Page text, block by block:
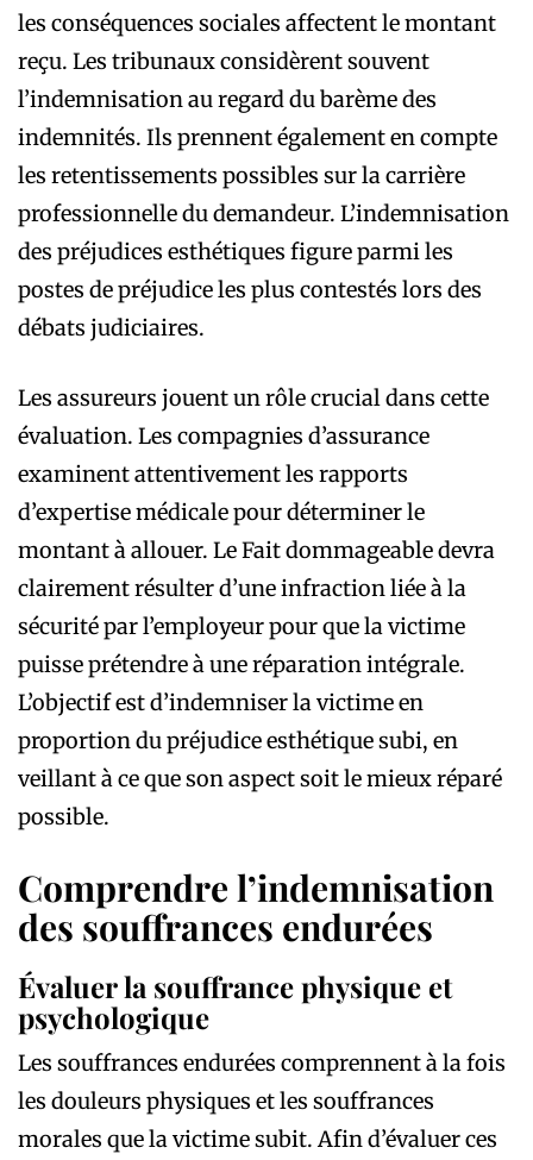
les conséquences sociales affectent le montant
reçu. Les tribunaux considèrent souvent
l’indemnisation au regard du barème des
indemnités. Ils prennent également en compte
les retentissements possibles sur la carrière
professionnelle du demandeur. L’indemnisation
des préjudices esthétiques figure parmi les
postes de préjudice les plus contestés lors des
débats judiciaires.
Les assureurs jouent un rôle crucial dans cette
évaluation. Les compagnies d’assurance
examinent attentivement les rapports
d’expertise médicale pour déterminer le
montant à allouer. Le Fait dommageable devra
clairement résulter d’une infraction liée à la
sécurité par l’employeur pour que la victime
puisse prétendre à une réparation intégrale.
L’objectif est d’indemniser la victime en
proportion du préjudice esthétique subi, en
veillant à ce que son aspect soit le mieux réparé
possible.
Comprendre l’indemnisation
des souffrances endurées
Évaluer la souffrance physique et
psychologique
Les souffrances endurées comprennent à la fois
les douleurs physiques et les souffrances
morales que la victime subit. Afin d’évaluer ces